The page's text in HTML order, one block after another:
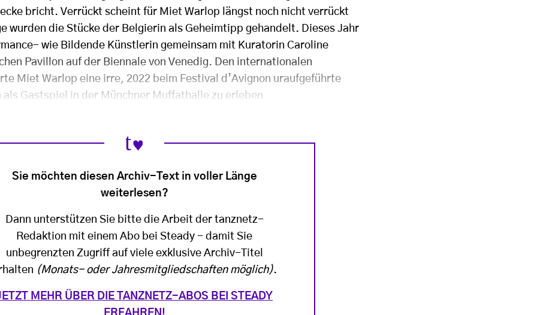
bricht. Verrückt scheint für Miet Warlop längst noch nicht verrückt
wurden die Stücke der Belgierin als Geheimtipp gehandelt. Dieses Jahr
wie Bildende Künstlerin gemeinsam mit Kuratorin Caroline
Pavillon auf der Biennale von Venedig. Den internationalen
Miet Warlop eine irre, 2022 beim Festival d’Avignon uraufgeführte
Gastspiel in der Münchner Muffathalle zu erleben
Sie möchten diesen Archiv-Text in voller Länge
weiterlesen?
Dann unterstützen Sie bitte die Arbeit der tanznetz-
Redaktion mit einem Abo bei Steady - damit Sie
unbegrenzten Zugriff auf viele exklusive Archiv-Titel
(Monats- oder Jahresmitgliedschaften möglich).
MEHR ÜBER DIE TANZNETZ-ABOS BEI STEADY